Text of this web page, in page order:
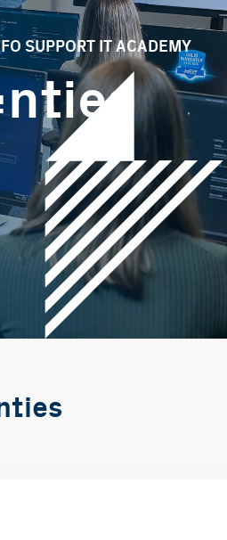
SUPPORT IT ACADEMY
nties